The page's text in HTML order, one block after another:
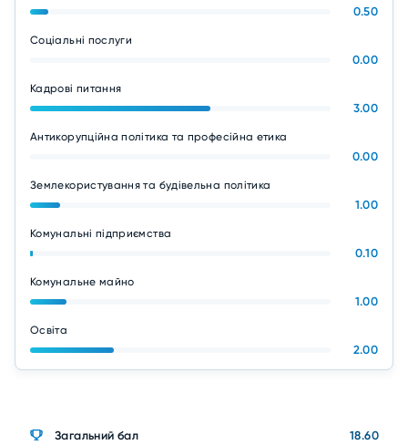
0.50
Соціальні послуги
0.00
Кадрові питання
3.00
Антикорупційна політика та професійна етика
0.00
Землекористування та будівельна політика
1.00
Комунальні підприємства
0.10
Комунальне майно
1.00
Освіта
2.00
Загальний бал 18.60